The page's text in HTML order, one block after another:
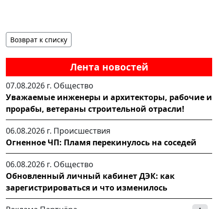
Лента новостей
07.08.2026 г. Общество
Уважаемые инженеры и архитекторы, рабочие и
прорабы, ветераны строительной отрасли!
06.08.2026 г. Происшествия
Огненное ЧП: Пламя перекинулось на соседей
06.08.2026 г. Общество
Обновленный личный кабинет ДЭК: как
зарегистрироваться и что изменилось
Возврат к списку